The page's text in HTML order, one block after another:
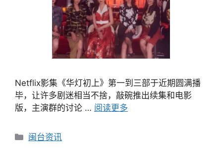
Netflix影集《华灯初上》第一到三部于近期圆满播
毕，让许多剧迷相当不捨，敲碗推出续集和电影
版，主演群的讨论 … 阅读更多
分
闽台资讯